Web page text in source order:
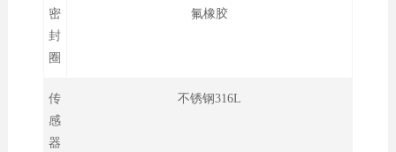
密
封
圈
氟橡胶
传
感
器
不锈钢316L